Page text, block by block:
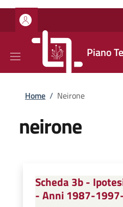
Salta al contenuto principale
Skip to footer content
Piano
Briciole di pane
Home / Neirone
neirone
Scheda 3b -
- Anni 1987-